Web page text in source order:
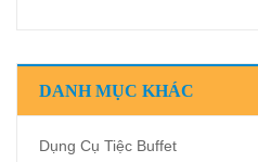
DANH MỤC KHÁC
Dụng Cụ Tiệc Buffet